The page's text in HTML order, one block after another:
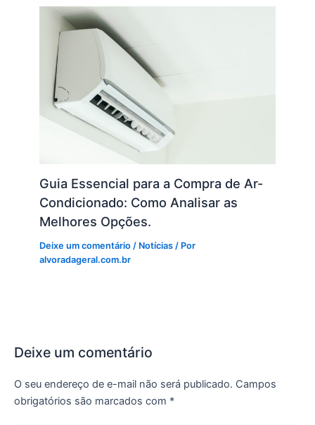
Guia Essencial para a Compra de Ar-
Condicionado: Como Analisar as
Melhores Opções.
Deixe um comentário / Notícias / Por
alvoradageral.com.br
Deixe um comentário
O seu endereço de e-mail não será publicado. Campos
obrigatórios são marcados com *